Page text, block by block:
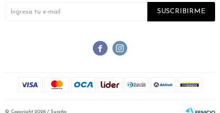
 
SUSCRIBIRME
© Copyright 2026 / Sureño